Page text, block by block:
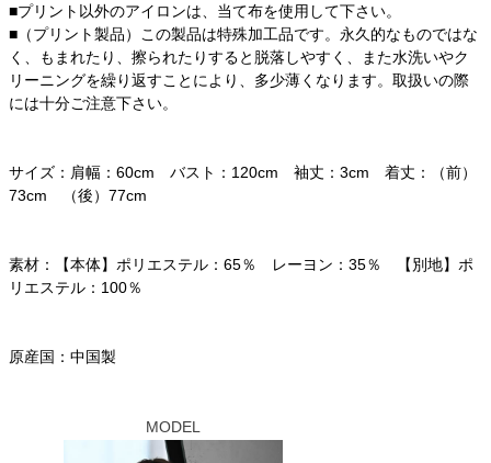
■プリント以外のアイロンは、当て布を使用して下さい。
■（プリント製品）この製品は特殊加工品です。永久的なものではな
く、もまれたり、擦られたりすると脱落しやすく、また水洗いやク
リーニングを繰り返すことにより、多少薄くなります。取扱いの際
には十分ご注意下さい。
サイズ：肩幅：60cm バスト：120cm 袖丈：3cm 着丈：（前）
73cm （後）77cm
素材：【本体】ポリエステル：65％ レーヨン：35％ 【別地】ポ
リエステル：100％
原産国：中国製
MODEL